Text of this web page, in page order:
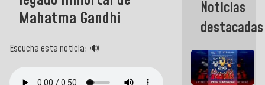
Mahatma Gandhi
Escucha esta noticia: 🔊
Noticias
destacadas